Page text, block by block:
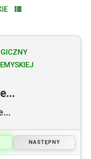
NASTĘPNY